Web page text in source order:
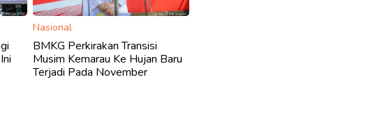
Nasional
BMKG Perkirakan Transisi
Musim Kemarau Ke Hujan Baru
Terjadi Pada November